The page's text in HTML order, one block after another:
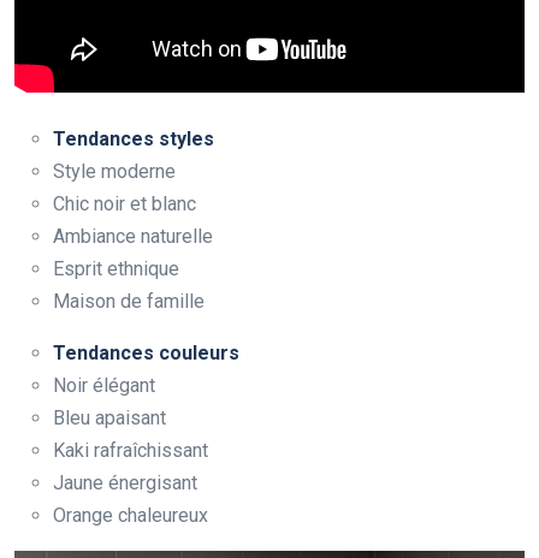
Tendances styles
Style moderne
Chic noir et blanc
Ambiance naturelle
Esprit ethnique
Maison de famille
Tendances couleurs
Noir élégant
Bleu apaisant
Kaki rafraîchissant
Jaune énergisant
Orange chaleureux